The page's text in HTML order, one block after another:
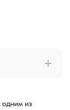
одним из